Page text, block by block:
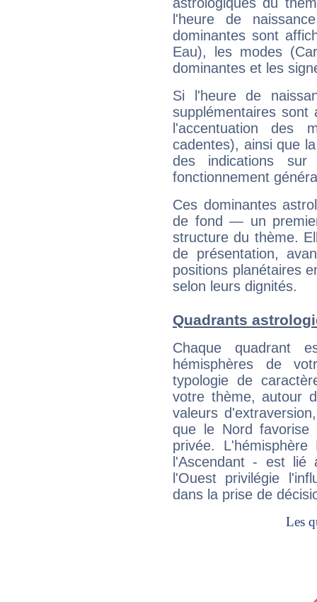
astrologiques du
l'heure de
dominantes sont
Eau), les modes
dominantes et les
Si l'heure de
supplémentaires sont
l'accentuation des
cadentes), ainsi que
des indications sur
fonctionnement
Ces dominantes
de fond — un
structure du thème.
de présentation,
positions planétaires
selon leurs dignités.
Quadrants
Chaque quadrant
hémisphères de
typologie de
votre thème, autour
valeurs
que le Nord favorise
privée.
l'Ascendant - est
l'Ouest privilégie
dans la prise de